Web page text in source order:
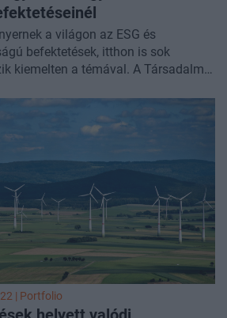
a világon az ESG és
befektetések, itthon is sok
kiemelten a témával. A Társadalmi
Gutmannal karöltve megrendezett
sikeres magyar üzletember,
Bodrogai Ferenc osztotta meg
| Portfolio